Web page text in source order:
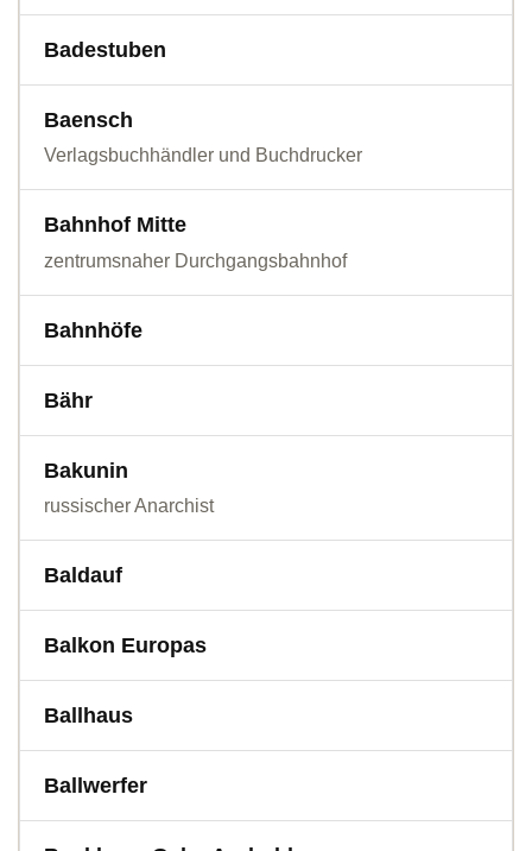
Badestuben
Baensch
Verlagsbuchhändler und Buchdrucker
Bahnhof Mitte
zentrumsnaher Durchgangsbahnhof
Bahnhöfe
Bähr
Bakunin
russischer Anarchist
Baldauf
Balkon Europas
Ballhaus
Ballwerfer